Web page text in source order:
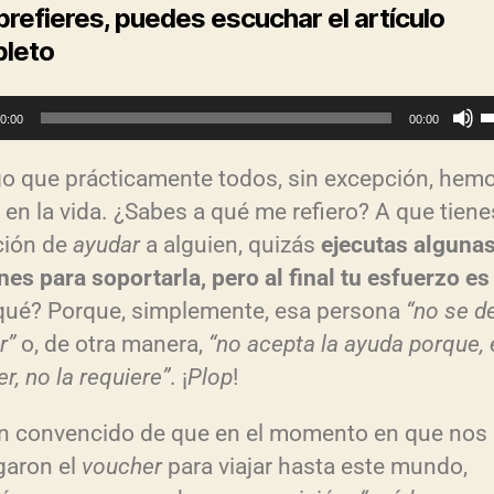
puedes escuchar el artículo
00:00
t
i
l
i
z
a
l
que prácticamente todos, sin excepción,
la vida. ¿Sabes a qué me refiero? A que
de ayudara alguien, quizás ejecutas algunas
para soportarla, pero al final tu esfuerzo es
Porque, simplemente, esa persona “no se
o, de otra manera, “no acepta la ayuda porque,
no la requiere”. ¡Plop!
convencido de que en el momento en que nos
el voucherpara viajar hasta este mundo,